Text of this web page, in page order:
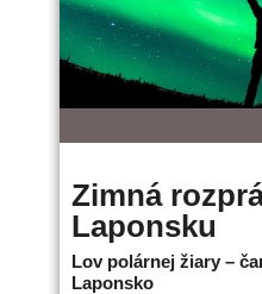
Zimná
Laponsku
Lov polárnej žiary –
Laponsko